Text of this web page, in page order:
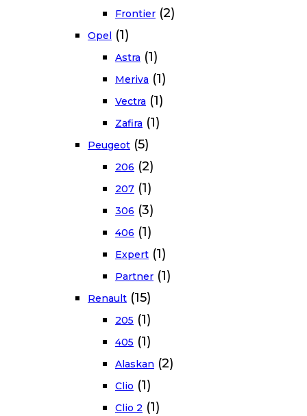
Frontier (2)
Opel (1)
Astra (1)
Meriva (1)
Vectra (1)
Zafira (1)
Peugeot (5)
206 (2)
207 (1)
306 (3)
406 (1)
Expert (1)
Partner (1)
Renault (15)
205 (1)
405 (1)
Alaskan (2)
Clio (1)
Clio 2 (1)